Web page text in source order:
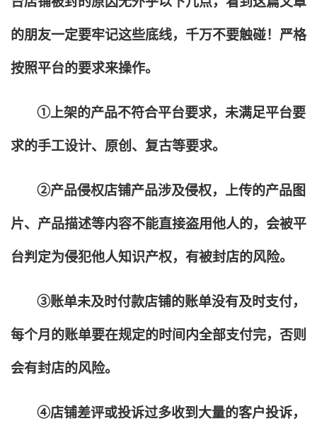
的朋友一定要牢记这些底线，千万不要触碰！严格
按照平台的要求来操作。
①上架的产品不符合平台要求，未满足平台要
求的手工设计、原创、复古等要求。
②产品侵权店铺产品涉及侵权，上传的产品图
片、产品描述等内容不能直接盗用他人的，会被平
台判定为侵犯他人知识产权，有被封店的风险。
③账单未及时付款店铺的账单没有及时支付，
每个月的账单要在规定的时间内全部支付完，否则
会有封店的风险。
④店铺差评或投诉过多收到大量的客户投诉，